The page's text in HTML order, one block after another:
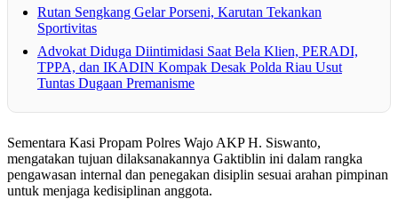
Rutan Sengkang Gelar Porseni, Karutan Tekankan
Sportivitas
Advokat Diduga Diintimidasi Saat Bela Klien, PERADI,
TPPA, dan IKADIN Kompak Desak Polda Riau Usut
Tuntas Dugaan Premanisme
Sementara Kasi Propam Polres Wajo AKP H. Siswanto,
mengatakan tujuan dilaksanakannya Gaktiblin ini dalam rangka
pengawasan internal dan penegakan disiplin sesuai arahan pimpinan
untuk menjaga kedisiplinan anggota.